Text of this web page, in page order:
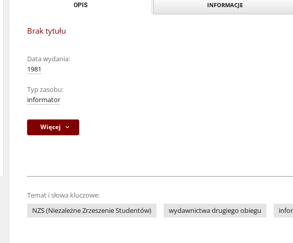
OPIS INFORMACJE
Brak tytułu
Data wydania:
1981
Typ zasobu:
informator
Więcej
Temat i słowa kluczowe:
NZS (Niezależne Zrzeszenie Studentów)
wydawnictwa drugiego obiegu